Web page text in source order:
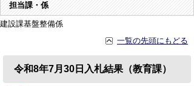
担当課・係
建設課基盤整備係
一覧の先頭にもどる
令和8年7月30日入札結果（教育課）